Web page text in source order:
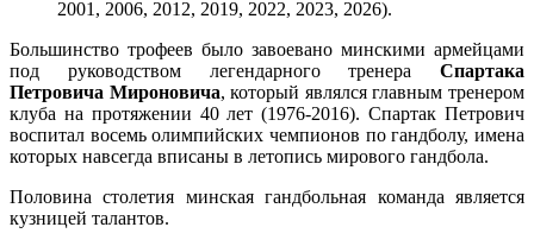
2001, 2006, 2012, 2019, 2022, 2023, 2026).
Большинство трофеев было завоевано минскими армейцами
под руководством легендарного тренера Спартака
Петровича Мироновича, который являлся главным тренером
клуба на протяжении 40 лет (1976-2016). Спартак Петрович
воспитал восемь олимпийских чемпионов по гандболу, имена
которых навсегда вписаны в летопись мирового гандбола.
Половина столетия минская гандбольная команда является
кузницей талантов.